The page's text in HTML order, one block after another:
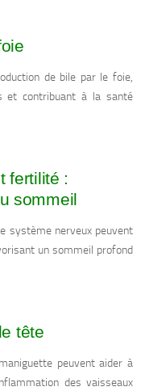
de bile par le foie,
et contribuant à la santé
fertilité :
sommeil
système nerveux peuvent
un sommeil profond
tête
peuvent aider à
des vaisseaux